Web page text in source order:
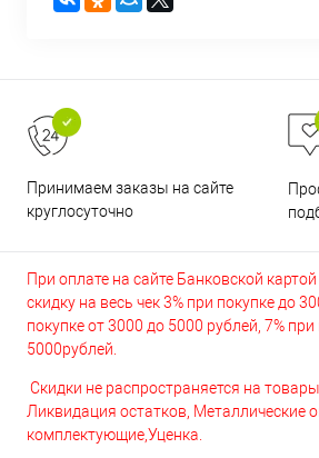
Принимаем заказы на сайте
круглосуточно
При оплате на сайте Банковской
скидку на весь чек 3% при покупке до
покупке от 3000 до 5000 рублей, 7%
5000рублей.
Скидки не распространяется на
Ликвидация остатков, Металлические
комплектующие,Уценка.